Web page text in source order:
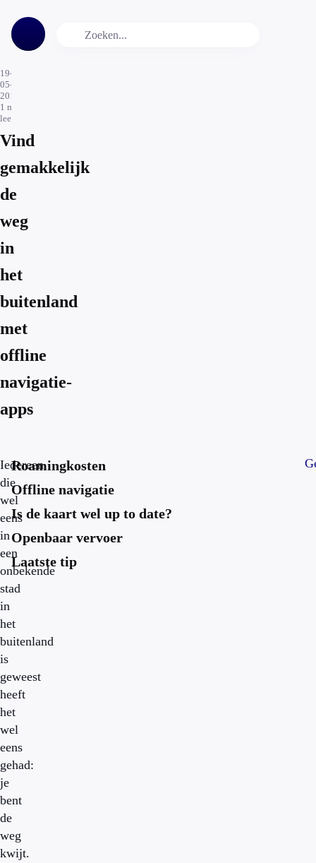
19-
05-
2017
1 min.
leestijd
Vind
gemakkelijk
de
weg
in
het
buitenland
met
offline
navigatie-
apps
Iedereen
die
wel
eens
in
een
onbekende
stad
in
het
buitenland
is
geweest
heeft
het
wel
eens
gehad:
je
bent
de
weg
kwijt.
Roamingkosten
Offline navigatie
Is de kaart wel up to date?
Openbaar vervoer
Laatste tip